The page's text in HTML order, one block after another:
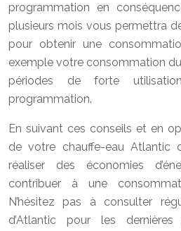
programmation en
plusieurs mois vous permettra
pour obtenir une
exemple votre consommation
périodes de forte
programmation.
En suivant ces conseils et en
de votre chauffe-eau Atlantic
réaliser des économies
contribuer à une
N’hésitez pas à consulter
d’Atlantic pour les